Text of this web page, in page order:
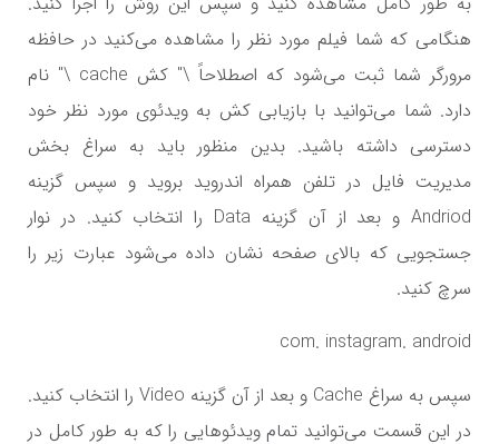
هنگامی که شما فیلم مورد نظر را مشاهده می‌کنید در حافظه
مرورگر شما ثبت می‌شود که اصطلاحاً \" کش cache \" نام
دارد. شما می‌توانید با بازیابی کش به ویدئوی مورد نظر خود
دسترسی داشته باشید. بدین منظور باید به سراغ بخش
مدیریت فایل در تلفن همراه اندروید بروید و سپس گزینه
Andriod و بعد از آن گزینه Data را انتخاب کنید. در نوار
جستجویی که بالای صفحه نشان داده می‌شود عبارت زیر را
سرچ کنید.
com. instagram. android
سپس به سراغ Cache و بعد از آن گزینه Video را انتخاب کنید.
در این قسمت می‌توانید تمام ویدئو‌هایی را که به طور کامل در